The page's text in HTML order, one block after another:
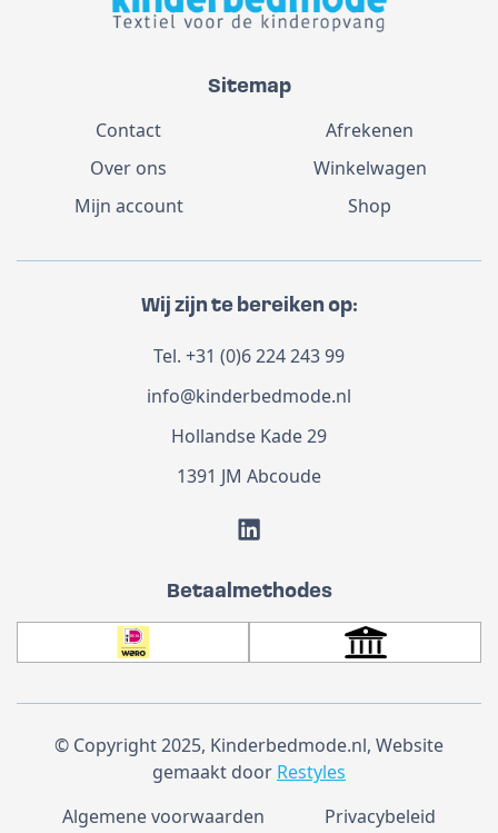
Sitemap
Contact
Over ons
Mijn account
Afrekenen
Winkelwagen
Shop
Wij zijn te bereiken op:
Tel. +31 (0)6 224 243 99
info@kinderbedmode.nl
Hollandse Kade 29
1391 JM Abcoude
Betaalmethodes
© Copyright 2025, Kinderbedmode.nl, Website
gemaakt door Restyles
Algemene voorwaarden
Privacybeleid